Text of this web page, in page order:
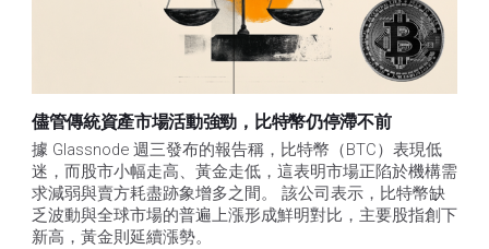
儘管傳統資產市場活動強勁，比特幣仍停滯不前
據 Glassnode 週三發布的報告稱，比特幣（BTC）表現低
迷，而股市小幅走高、黃金走低，這表明市場正陷於機構需
求減弱與賣方耗盡跡象增多之間。 該公司表示，比特幣缺
乏波動與全球市場的普遍上漲形成鮮明對比，主要股指創下
新高，黃金則延續漲勢。